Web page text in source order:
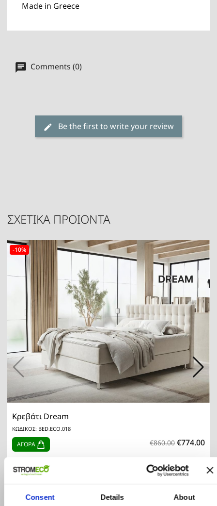
Consent Details About
Made in Greece
Comments (0)
Be the first to write your review
ΣΧΕΤΙΚΑ ΠΡΟΙΟΝΤΑ
Κρεβάτι Dream
ΚΩΔΙΚΟΣ: BED.ECO.018
ΑΓΟΡΑ €860.00 €774.00
-10%